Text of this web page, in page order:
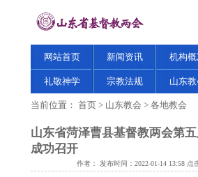
网站首页 新闻资讯 机构
礼敬神学 宗教法规 山东教
当前位置： 首页 > 山东教会 > 各地教会
山东省菏泽曹县基督教两会第
成功召开
作者： 发布时间：2022-01-14 13:58 点